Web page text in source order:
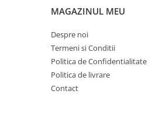
PRODUSE DE VOIAJ
CASTI DE PROTECTIE
PROTECTIA OCHILOR
MASTI DE SUDURA
MAGAZINUL MEU
Despre noi
Termeni si Conditii
Politica de Confidentialitate
Politica de livrare
Contact